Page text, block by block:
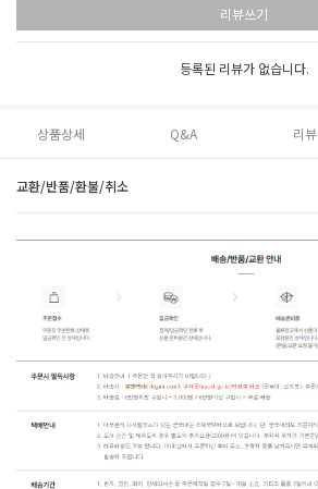
리뷰쓰기
등록된 리뷰가 없습니다.
상품상세 Q&A 리뷰
교환/반품/환불/취소